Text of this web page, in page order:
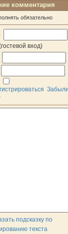
комментария
обязательно
вход)
подсказку по
текста